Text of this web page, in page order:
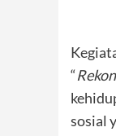
“
sosial